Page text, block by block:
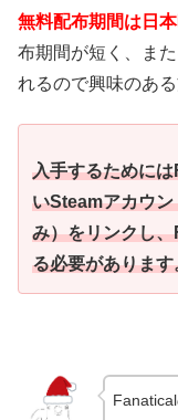
無料配布期間は日
布期間が短く、ま
れるので興味のある
入手するために
いSteamアカウ
み）をリンクし
る必要があります